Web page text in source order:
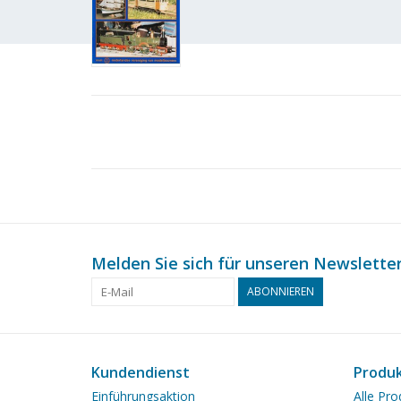
Melden Sie sich für unseren
ABONNIEREN
Kundendienst
Einführungsaktion Alle